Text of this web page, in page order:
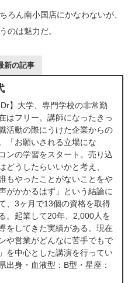
ろん南小国店にかなわないが、
のは魅力だ。
新の記事
Dr】大学、専門学校の非常勤
はフリー。講師になったきっ
活動の際にうけた企業からの
「お願いされる立場にな
ンの学習をスタート。売り込
どうしたらいいかと考え、
もやったことがないことをや
がかかるはず」という結論に
、3ヶ月で13個の資格を取得
。起業して20年、2,000人を
をしてきた実績がある。現在
や営業がどんなに苦手でもで
を中心とした講演を行ってい
出身・血液型：B型・星座：